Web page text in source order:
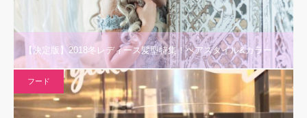
【決定版】2018冬レディース髪型特集！ヘアスタイル&カラー
フード